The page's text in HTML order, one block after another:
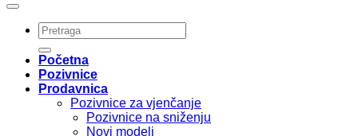
Pretraži:
Početna
Pozivnice
Prodavnica
Pozivnice za vjenčanje
Pozivnice na sniženju
Novi modeli